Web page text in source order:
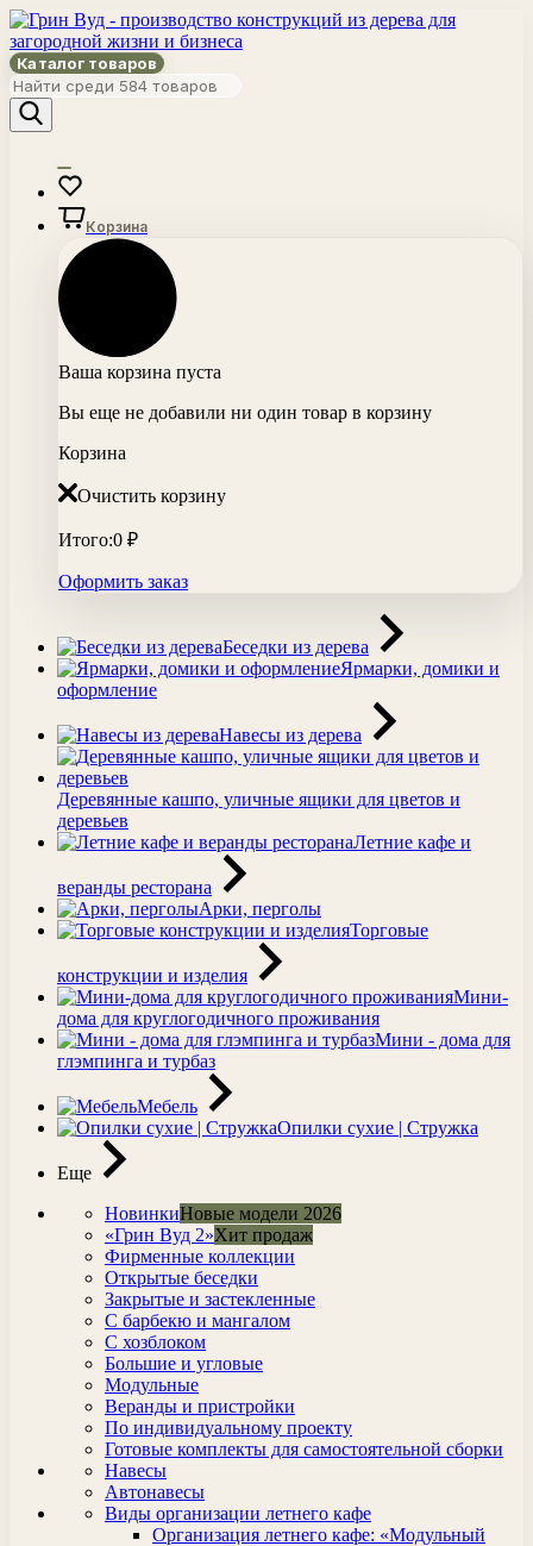
Каталог товаров
Корзина
Ваша корзина пуста
Вы еще не добавили ни один товар в корзину
Корзина
Очистить корзину
Итого:0 ₽
Оформить заказ
Беседки из дерева
Ярмарки, домики и
оформление
Навесы из дерева
Деревянные кашпо, уличные ящики для цветов и
деревьев
Летние кафе и
веранды ресторана
Арки, перголы
Торговые
конструкции и изделия
Мини-
дома для круглогодичного проживания
Мини - дома для
глэмпинга и турбаз
Мебель
Опилки сухие | Стружка
Еще
НовинкиНовые модели 2026
«Грин Вуд 2»Хит продаж
Фирменные коллекции
Открытые беседки
Закрытые и застекленные
С барбекю и мангалом
С хозблоком
Большие и угловые
Модульные
Веранды и пристройки
По индивидуальному проекту
Готовые комплекты для самостоятельной сборки
Навесы
Автонавесы
Виды организации летнего кафе
Организация летнего кафе: «Модульный